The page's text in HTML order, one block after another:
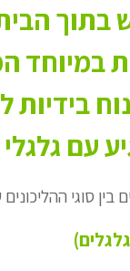
בתוך
גלגלי גומי
סוגי